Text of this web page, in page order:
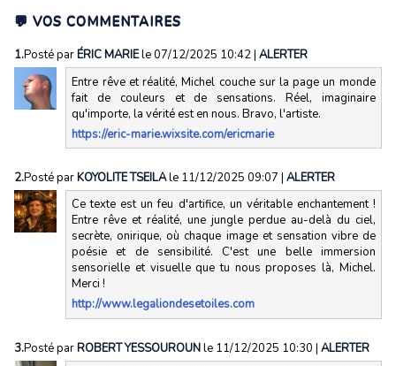
💬 VOS COMMENTAIRES
1.Posté parÉRIC MARIEle 07/12/2025 10:42| ALERTER
Entre rêve et réalité, Michel couche sur la page un monde
fait de couleurs et de sensations. Réel, imaginaire
qu'importe, la vérité est en nous. Bravo, l'artiste.
https://eric-marie.wixsite.com/ericmarie
2.Posté parKOYOLITE TSEILAle 11/12/2025 09:07 | ALERTER
Ce texte est un feu d'artifice, un véritable enchantement !
Entre rêve et réalité, une jungle perdue au-delà du ciel,
secrète, onirique, où chaque image et sensation vibre de
poésie et de sensibilité. C'est une belle immersion
sensorielle et visuelle que tu nous proposes là, Michel.
Merci !
http://www.legaliondesetoiles.com
3.Posté parROBERT YESSOUROUNle 11/12/2025 10:30 | ALERTER